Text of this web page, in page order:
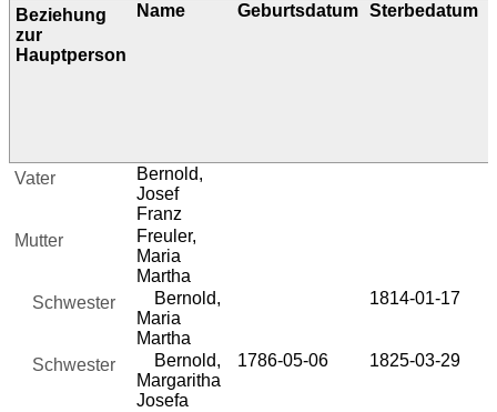
Beziehung
zur
Hauptperson
Name Geburtsdatum Sterbedatum
Vater
Bernold,
Josef
Franz
Mutter
Freuler,
Maria
Martha
Schwester
Bernold,
Maria
Martha
1814-01-17
Schwester
Bernold,
Margaritha
Josefa
1786-05-06 1825-03-29